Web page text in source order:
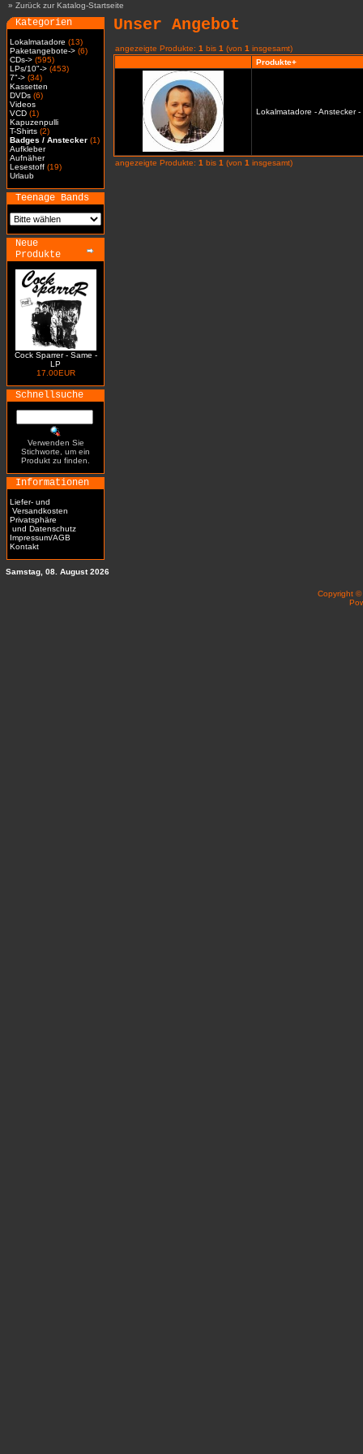
» Zurück zur Katalog-Startseite
Kategorien
Lokalmatadore (13)
Paketangebote-> (6)
CDs-> (595)
LPs/10"-> (453)
7"-> (34)
Kassetten
DVDs (6)
Videos
VCD (1)
Kapuzenpulli
T-Shirts (2)
Badges / Anstecker (1)
Aufkleber
Aufnäher
Lesestoff (19)
Urlaub
Teenage Bands
Neue
Produkte
Cock Sparrer - Same -
LP
17.00EUR
Schnellsuche
Verwenden Sie
Stichworte, um ein
Produkt zu finden.
Informationen
Liefer- und
Versandkosten
Privatsphäre
und Datenschutz
Impressum/AGB
Kontakt
Unser Angebot
angezeigte Produkte: 1 bis 1 (von 1 insgesamt)
Produkte+
Lokalmatadore - Anstecker -
angezeigte Produkte: 1 bis 1 (von 1 insgesamt)
Samstag, 08. August 2026
Copyright